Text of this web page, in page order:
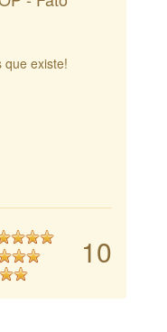
que existe!
10